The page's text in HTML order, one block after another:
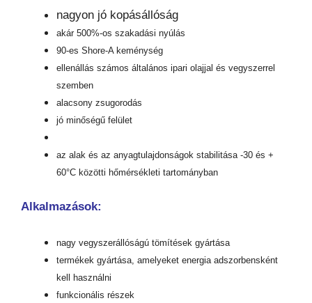
nagyon jó kopásállóság
akár 500%-os szakadási nyúlás
90-es Shore-A keménység
ellenállás számos általános ipari olajjal és vegyszerrel
szemben
alacsony zsugorodás
jó minőségű felület
az alak és az anyagtulajdonságok stabilitása -30 és +
60°C közötti hőmérsékleti tartományban
Alkalmazások:
nagy vegyszerállóságú tömítések gyártása
termékek gyártása, amelyeket energia adszorbensként
kell használni
funkcionális részek